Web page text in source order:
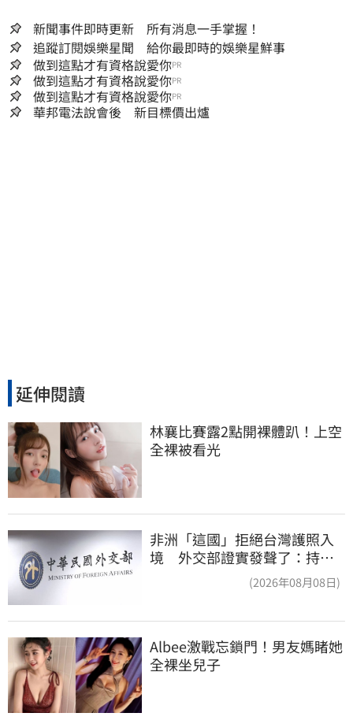
新聞事件即時更新 所有消息一手掌握！
追蹤訂閱娛樂星聞 給你最即時的娛樂星鮮事
做到這點才有資格說愛你PR
做到這點才有資格說愛你PR
做到這點才有資格說愛你PR
華邦電法說會後 新目標價出爐
延伸閱讀
林襄比賽露2點開裸體趴！上空
全裸被看光
非洲「這國」拒絕台灣護照入
境 外交部證實發聲了：持續
(2026年08月08日)
Albee激戰忘鎖門！男友媽睹她
全裸坐兒子